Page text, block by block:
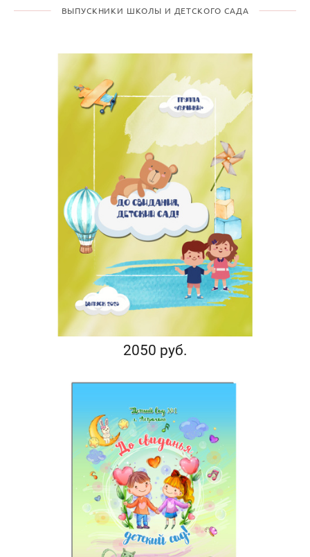
ВЫПУСКНИКИ ШКОЛЫ И ДЕТСКОГО САДА
2050 руб.